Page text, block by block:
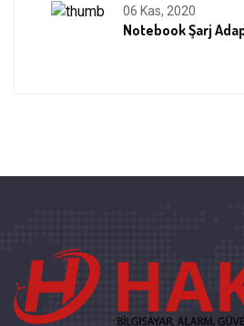
06 Kas, 2020
Notebook Şarj